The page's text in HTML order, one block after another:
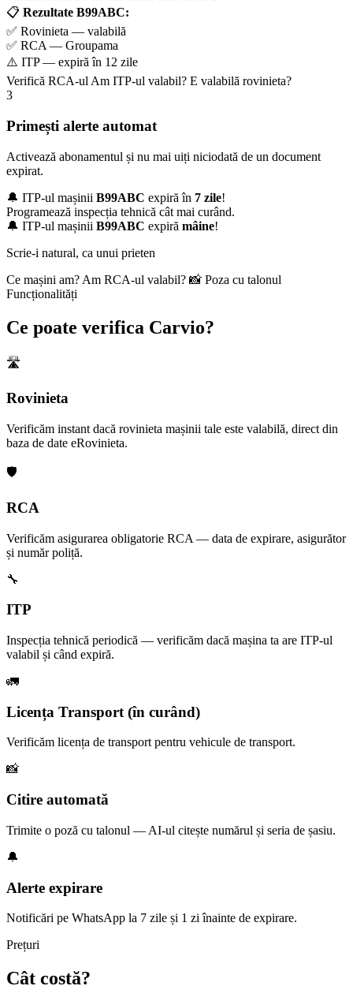
📋 Rezultate B99ABC:
✅ Rovinieta — valabilă
✅ RCA — Groupama
⚠️ ITP — expiră în 12 zile
Verifică RCA-ulAm ITP-ul valabil? E valabilă rovinieta?
3
Primești alerte automat
Activează abonamentul și nu mai uiți niciodată de un document
expirat.
🔔 ITP-ul mașinii B99ABC expiră în 7 zile!
Programează inspecția tehnică cât mai curând.
🔔 ITP-ul mașinii B99ABC expiră mâine!
Scrie-i natural, ca unui prieten
Ce mașini am? Am RCA-ul valabil? 📸 Poza cu talonul
Funcționalități
Ce poate verifica Carvio?
🛣️
Rovinieta
Verificăm instant dacă rovinieta mașinii tale este valabilă, direct din
baza de date eRovinieta.
🛡️
RCA
Verificăm asigurarea obligatorie RCA — data de expirare, asigurător
și număr poliță.
🔧
ITP
Inspecția tehnică periodică — verificăm dacă mașina ta are ITP-ul
valabil și când expiră.
🚛
Licența Transport (în curând)
Verificăm licența de transport pentru vehicule de transport.
📸
Citire automată
Trimite o poză cu talonul — AI-ul citește numărul și seria de șasiu.
🔔
Alerte expirare
Notificări pe WhatsApp la 7 zile și 1 zi înainte de expirare.
Prețuri
Cât costă?